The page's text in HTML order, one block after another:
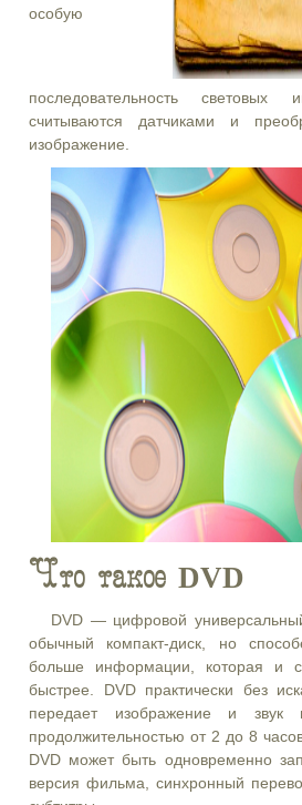
особую
последовательность световых
считываются датчиками и
изображение.
Что такое DVD
DVD — цифровой
обычный компакт-диск, но
больше информации, которая и
быстрее. DVD практически без
передает изображение и звук
продолжительностью от 2 до 8
DVD может быть одновременно
версия фильма, синхронный